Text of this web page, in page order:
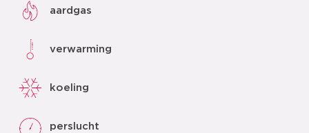
aardgas
verwarming
koeling
perslucht